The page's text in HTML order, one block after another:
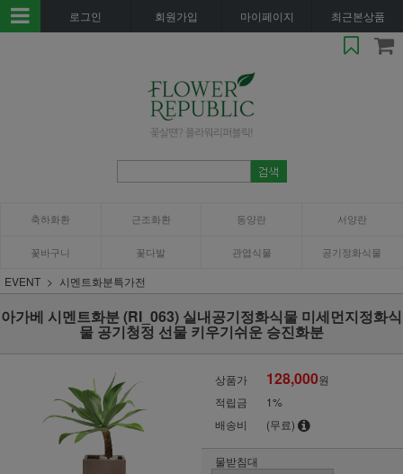
로그인 회원가입 마이페이지 최근본상품
축하화환 근조화환 동양란 서양란
꽃바구니 꽃다발 관엽식물 공기정화식물
EVENT 시멘트화분특가전
아가베 시멘트화분 (RI_063) 실내공기정화식물 미세먼지정화식
물 공기청정 선물 키우기쉬운 승진화분
상품가 128,000원
적립금
1%
배송비
(무료)
물받침대